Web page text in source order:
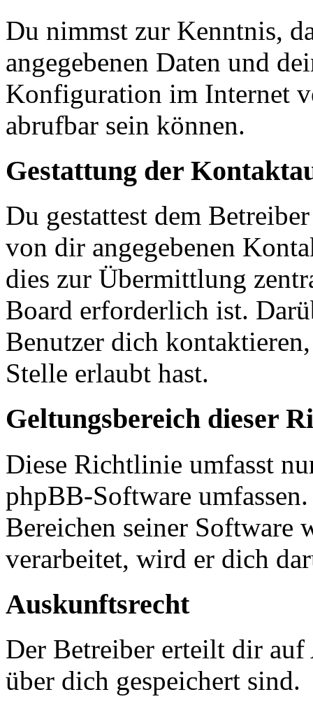
Du nimmst zur Kenntnis,
angegebenen Daten und
Konfiguration im Internet
abrufbar sein können.
Gestattung der
Du gestattest dem
von dir angegebenen
dies zur Übermittlung
Board erforderlich ist.
Benutzer dich
Stelle erlaubt hast.
Geltungsbereich dieser
Diese Richtlinie umfasst
phpBB-Software
Bereichen seiner Software
verarbeitet, wird er dich
Auskunftsrecht
Der Betreiber erteilt dir
über dich gespeichert sind.